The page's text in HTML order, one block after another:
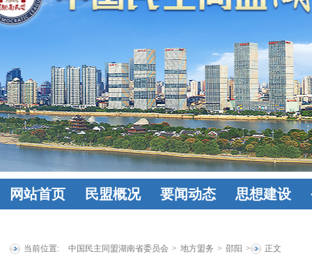
网站首页
民盟概况
盟章程 领导
要闻动态
战要闻 盟务
思想建设
习资料 民盟
当前位置: 中国民主同盟湖南省委员会 > 地方盟务 > 邵阳 > 正文